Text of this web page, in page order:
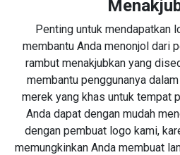
Penting untuk mendapatkan
membantu Anda menonjol dari
rambut menakjubkan yang
membantu penggunanya
merek yang khas untuk tempat
Anda dapat dengan mudah
dengan pembuat logo kami,
memungkinkan Anda membuat